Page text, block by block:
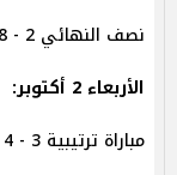
نصف النهائي 2 - 8 مساء.
الأربعاء 2 أكتوبر:
مباراة ترتيبية 3 - 4 عصرا.